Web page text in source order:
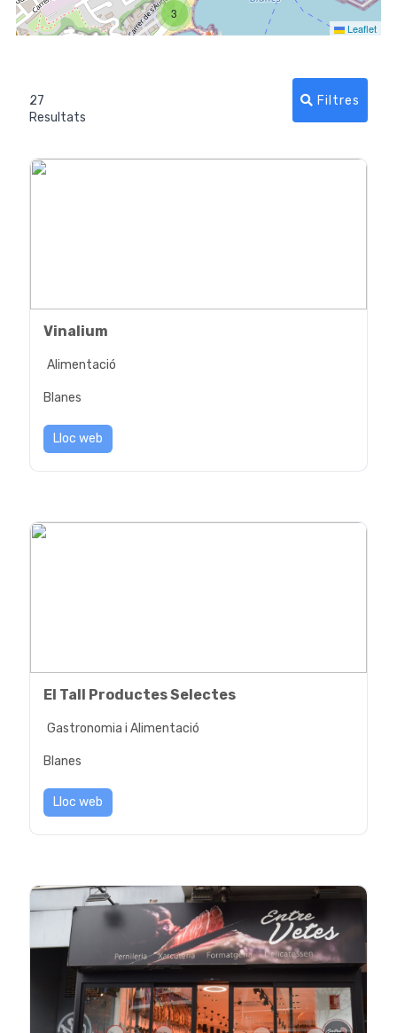
3
Leaflet
27
Resultats
Filtres
Vinalium
Alimentació
Blanes
Lloc web
El Tall Productes Selectes
Gastronomia i Alimentació
Blanes
Lloc web